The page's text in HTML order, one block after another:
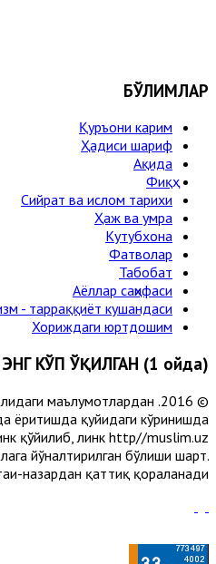
БЎЛИМЛАР
Қуръони карим
Ҳадиси шариф
Ақида
Фиқҳ
Сийрат ва ислом тарихи
Ҳаж ва умра
Кутубхона
Фатволар
Табобат
Аёллар саҳифаси
- тарраққиёт кушандаси
Хориждаги юртдошим
ЭНГ КЎП ЎҚИЛГАН (1 ойда)
маълумотлардан
ёритишда қуйидаги кўринишда
қўйилиб, линк http//muslim.uz
йўналтирилган бўлиши шарт.
назардан қаттиқ қораланади.